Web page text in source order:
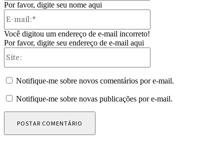
Por favor, digite seu nome aqui
Você digitou um endereço de e-mail incorreto!
Por favor, digite seu endereço de e-mail aqui
Notifique-me sobre novos comentários por e-mail.
Notifique-me sobre novas publicações por e-mail.